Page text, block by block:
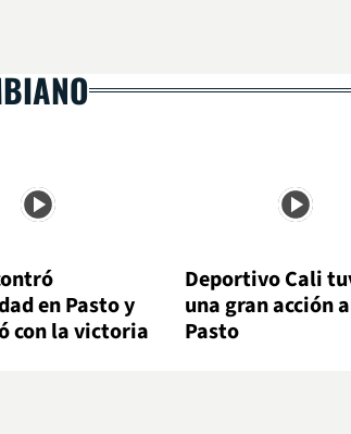
en Pasto y
con la victoria
Deportivo Cali
una gran acción
Pasto